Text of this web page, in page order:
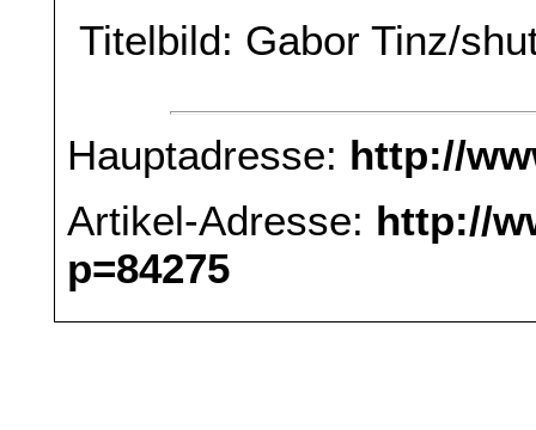
Titelbild: Gabor Tinz/
Hauptadresse: http://
Artikel-Adresse: http://
p=84275